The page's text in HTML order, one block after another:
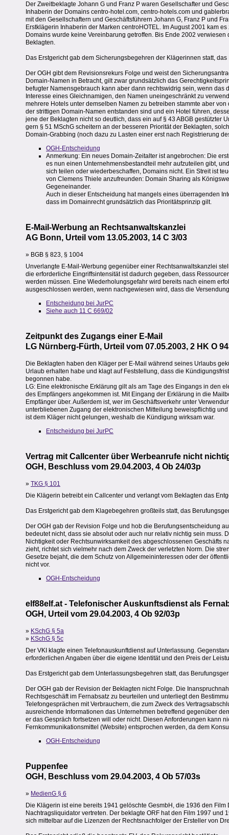
Der Zweitbeklagte Johann G und Franz P waren Gesellschafter und
Inhaberin der Domains centro-hotel.com, centro-hotels.com und
mit den Gesellschaftern und Geschäftsführern Johann G, Franz P und
Erstklägerin Inhaberin der Marken centroHOTEL. Im August 2001 kam
Domains wurde keine Vereinbarung getroffen. Bis Ende 2002
Beklagten.
Das Erstgericht gab dem Sicherungsbegehren der Klägerinnen statt,
Der OGH gibt dem Revisionsrekurs Folge und weist den
Domain-Namen in Betracht, gilt zwar grundsätzlich das
befugter Namensgebrauch kann aber dann rechtswidrig sein, wenn
Interesse eines Gleichnamigen, den Namen uneingeschränkt zu
mehrere Hotels unter demselben Namen zu betreiben stammte aber
der strittigen Domain-Namen entstanden sind und ein Hotel führen,
jene der Beklagten nicht so deutlich, dass ein auf § 43 ABGB gestützter
gern § 51 MSchG scheitern an der besseren Priorität der Beklagten,
Domain-Grabbing (noch dazu zu Lasten einer erst nach Registrierung
OGH-Entscheidung
Anmerkung: Ein neues Domain-Zeitalter ist angebrochen: Die
es nun einen Unternehmensbestandteil mehr aufzuteilen gibt,
sich teilen oder wiederbeschaffen, Domains nicht. Ein Streit ist
von Clemens Thiele anzufreunden: Domain Sharing als
Gegeneinander.
Auch in dieser Entscheidung hat mangels eines überragenden
dass im Domainrecht grundsätzlich das Prioritätsprinzip gilt.
E-Mail-Werbung an Rechtsanwaltskanzlei
AG Bonn, Urteil vom 13.05.2003, 14 C 3/03
» BGB § 823, § 1004
Unverlangte E-Mail-Werbung gegenüber einer Rechtsanwaltskanzlei
die erforderliche Eingriffsintensität ist dadurch gegeben, dass
werden müssen. Eine Wiederholungsgefahr wird bereits nach einem
ausgeschlossen werden, wenn nachgewiesen wird, dass die
Entscheidung bei JurPC
Siehe auch 11 C 669/02
Zeitpunkt des Zugangs einer E-Mail
LG Nürnberg-Fürth, Urteil vom 07.05.2003, 2 HK O
Die Beklagten haben den Kläger per E-Mail während seines Urlaubs
Urlaub erhalten habe und klagt auf Feststellung, dass die
begonnen habe.
LG: Eine elektronische Erklärung gilt als am Tage des Eingangs in den
des Empfängers angekommen ist. Mit Eingang der Erklärung in die
Empfänger über. Außerdem ist, wer im Geschäftsverkehr unter
unterbliebenen Zugang der elektronischen Mitteilung beweispflichtig
ist dem Kläger nicht gelungen, weshalb die Kündigung wirksam war.
Entscheidung bei JurPC
Vertrag mit Callcenter über Werbeanrufe nicht
OGH, Beschluss vom 29.04.2003, 4 Ob 24/03p
» TKG § 101
Die Klägerin betreibt ein Callcenter und verlangt vom Beklagten das
Das Erstgericht gab dem Klagebegehren großteils statt, das
Der OGH gab der Revision Folge und hob die Berufungsentscheidung
bedeutet nicht, dass sie absolut oder auch nur relativ nichtig sein
Nichtigkeit oder Rechtsunwirksamkeit des abgeschlossenen Geschäfts
zieht, richtet sich vielmehr nach dem Zweck der verletzten Norm. Die
Gesetze bejaht, die dem Schutz von Allgemeininteressen oder der
nicht vor.
OGH-Entscheidung
elf88elf.at - Telefonischer Auskunftsdienst als
OGH, Urteil vom 29.04.2003, 4 Ob 92/03p
» KSchG § 5a
» KSchG § 5c
Der VKI klagte einen Telefonauskunftdienst auf Unterlassung.
erforderlichen Angaben über die eigene Identität und den Preis der
Das Erstgericht gab dem Unterlassungsbegehren statt, das
Der OGH gab der Revision der Beklagten nicht Folge. Die
Rechtsgeschäft im Fernabsatz zu beurteilen und unterliegt den
Telefongesprächen mit Verbrauchern, die zum Zweck des
ausreichende Informationen das Unternehmen betreffend gegenüber
er das Gespräch fortsetzen will oder nicht. Diesen Anforderungen kann
Fernkommunikationsmittel (Website) entsprochen werden, da dem
OGH-Entscheidung
Puppenfee
OGH, Beschluss vom 29.04.2003, 4 Ob 57/03s
» MedienG § 6
Die Klägerin ist eine bereits 1941 gelöschte GesmbH, die 1936 den
Nachtragsliquidator vertreten. Der beklagte ORF hat den Film 1997
sich mittelbar auf die Lizenzen der Rechtsnachfolger der Ersteller von